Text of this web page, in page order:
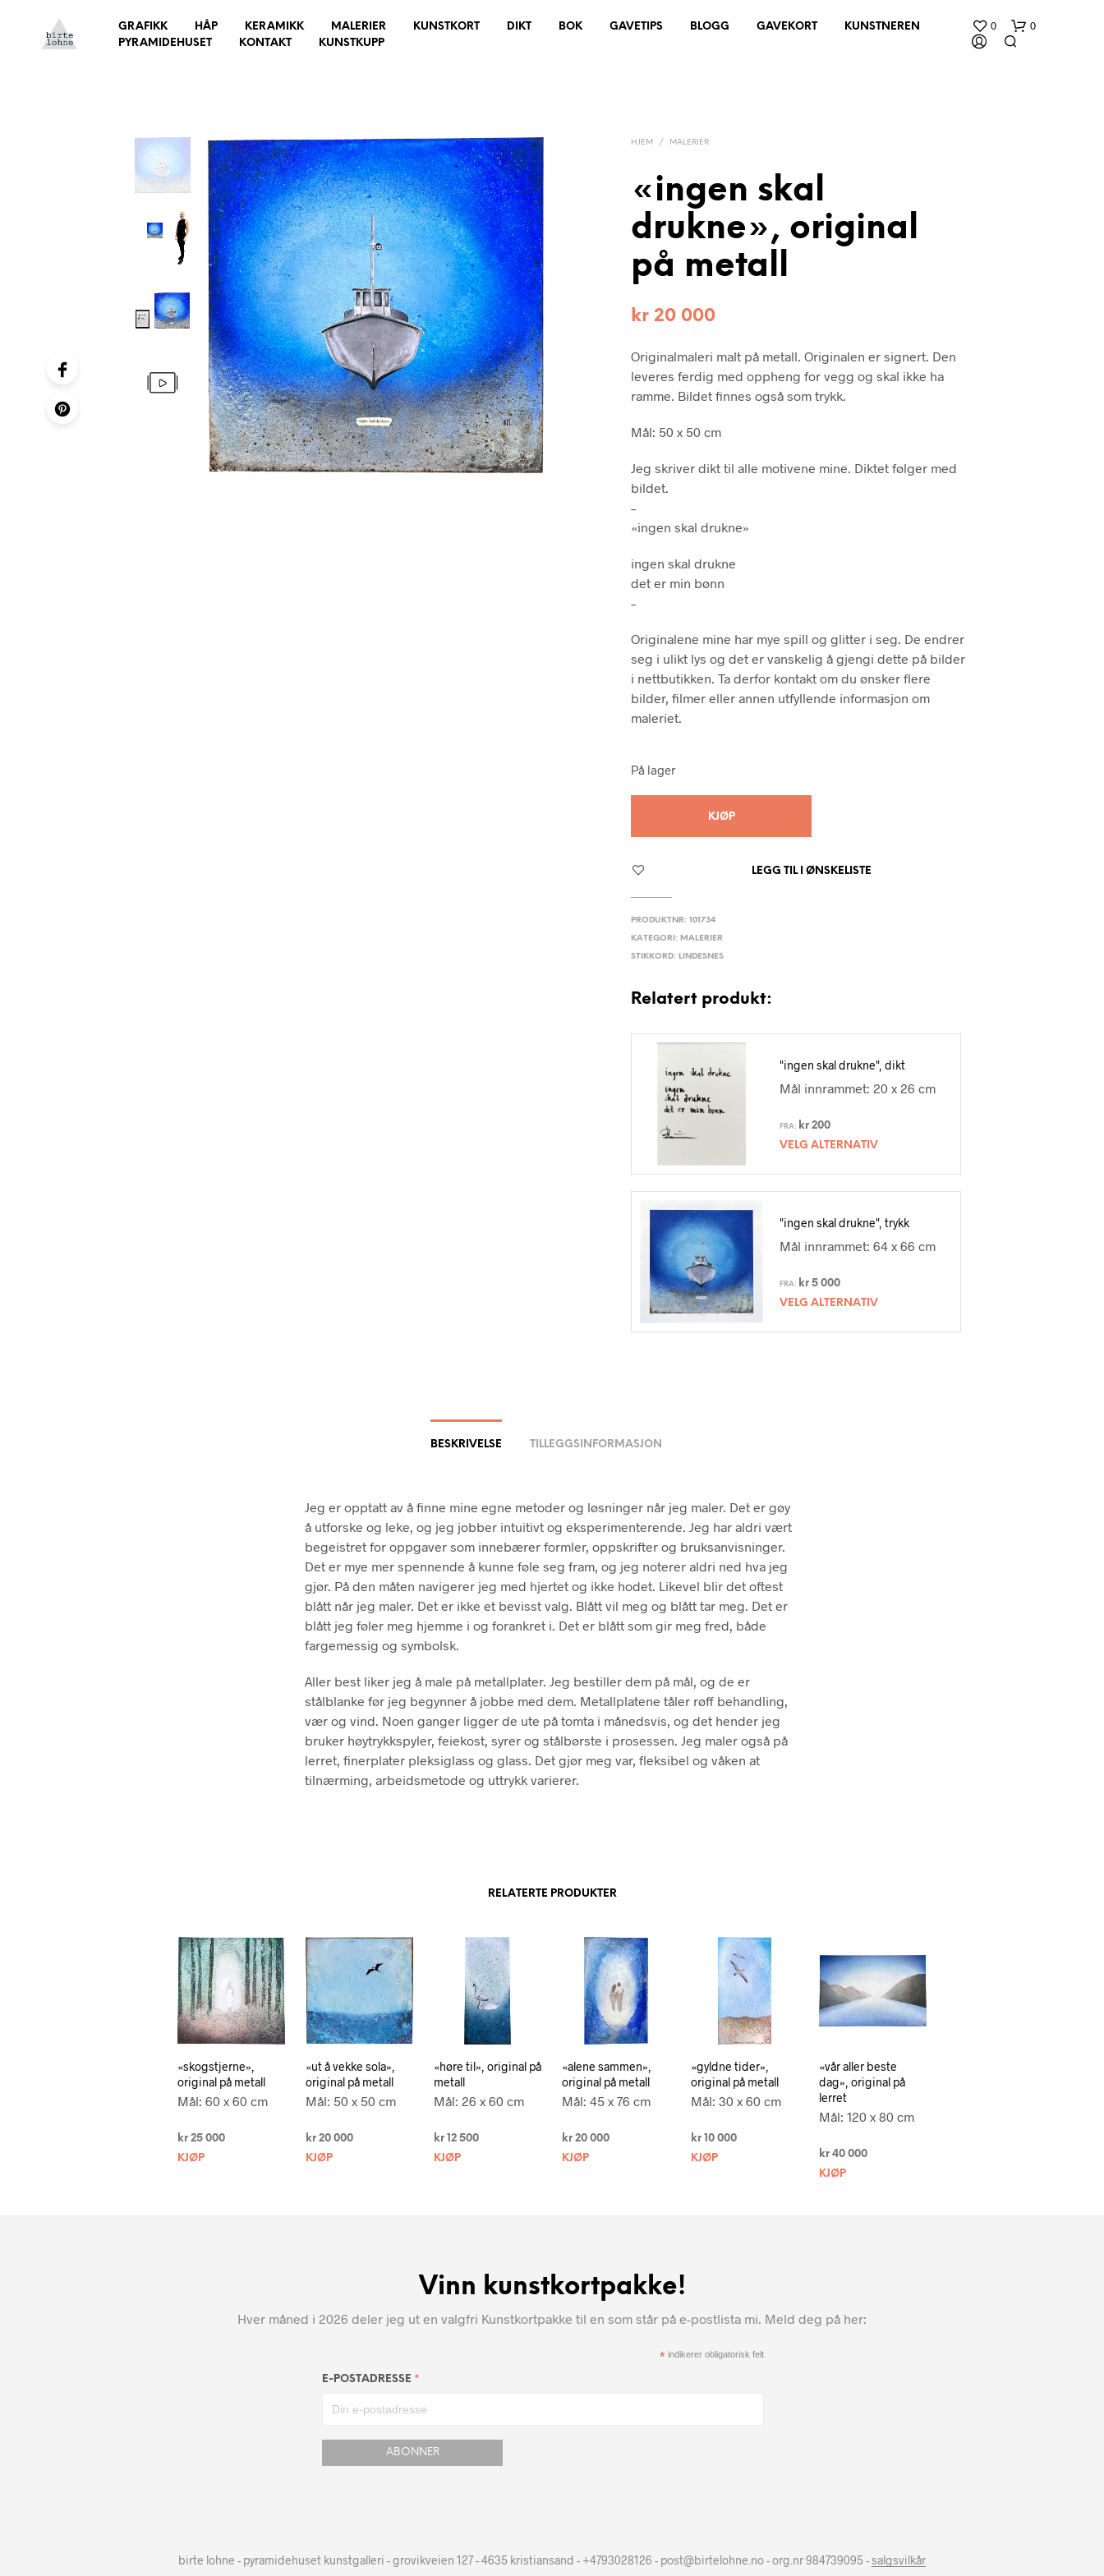
GRAFIKK HÅP KERAMIKK MALERIER KUNSTKORT DIKT BOK GAVETIPS BLOGG GAVEKORT
KUNSTNEREN
PYRAMIDEHUSET
KONTAKT KUNSTKUPP
0 0
HJEM / MALERIER
«ingen skal
drukne», original
på metall
kr 20 000
Originalmaleri malt på metall. Originalen er signert. Den
leveres ferdig med oppheng for vegg og skal ikke ha
ramme. Bildet finnes også som trykk.
Mål: 50 x 50 cm
Jeg skriver dikt til alle motivene mine. Diktet følger med
bildet.
–
«ingen skal drukne»
ingen skal drukne
det er min bønn
–
Originalene mine har mye spill og glitter i seg. De endrer
seg i ulikt lys og det er vanskelig å gjengi dette på bilder
i nettbutikken. Ta derfor kontakt om du ønsker flere
bilder, filmer eller annen utfyllende informasjon om
maleriet.
På lager
KJØP
LEGG TIL I ØNSKELISTE
PRODUKTNR:101734
KATEGORI: MALERIER
STIKKORD: LINDESNES
Relatert produkt:
"ingen skal drukne", dikt
Mål innrammet: 20 x 26 cm
FRA: kr 200
VELG ALTERNATIV
"ingen skal drukne", trykk
Mål innrammet: 64 x 66 cm
FRA: kr 5 000
VELG ALTERNATIV
BESKRIVELSE TILLEGGSINFORMASJON
Jeg er opptatt av å finne mine egne metoder og løsninger når jeg maler. Det er gøy
å utforske og leke, og jeg jobber intuitivt og eksperimenterende. Jeg har aldri vært
begeistret for oppgaver som innebærer formler, oppskrifter og bruksanvisninger.
Det er mye mer spennende å kunne føle seg fram, og jeg noterer aldri ned hva jeg
gjør. På den måten navigerer jeg med hjertet og ikke hodet. Likevel blir det oftest
blått når jeg maler. Det er ikke et bevisst valg. Blått vil meg og blått tar meg. Det er
blått jeg føler meg hjemme i og forankret i. Det er blått som gir meg fred, både
fargemessig og symbolsk.
Aller best liker jeg å male på metallplater. Jeg bestiller dem på mål, og de er
stålblanke før jeg begynner å jobbe med dem. Metallplatene tåler røff behandling,
vær og vind. Noen ganger ligger de ute på tomta i månedsvis, og det hender jeg
bruker høytrykkspyler, feiekost, syrer og stålbørste i prosessen. Jeg maler også på
lerret, finerplater pleksiglass og glass. Det gjør meg var, fleksibel og våken at
tilnærming, arbeidsmetode og uttrykk varierer.
RELATERTE PRODUKTER
«skogstjerne»,
original på metall
Mål: 60 x 60 cm
kr25 000
KJØP
«ut å vekke sola»,
original på metall
Mål: 50 x 50 cm
kr20 000
KJØP
«høre til», original på
metall
Mål: 26 x 60 cm
kr 12 500
KJØP
«alene sammen»,
original på metall
Mål: 45 x 76 cm
kr 20 000
KJØP
«gyldne tider»,
original på metall
Mål: 30 x 60 cm
kr10 000
KJØP
«vår aller beste
dag», original på
lerret
Mål: 120 x 80 cm
kr 40 000
KJØP
Vinn kunstkortpakke!
Hver måned i 2026 deler jeg ut en valgfri Kunstkortpakke til en som står på e-postlista mi. Meld deg på her:
*indikerer obligatorisk felt
E-POSTADRESSE *
birte lohne - pyramidehuset kunstgalleri - grovikveien 127 - 4635 kristiansand - +4793028126 - post@birtelohne.no - org.nr 984739095 -salgsvilkår